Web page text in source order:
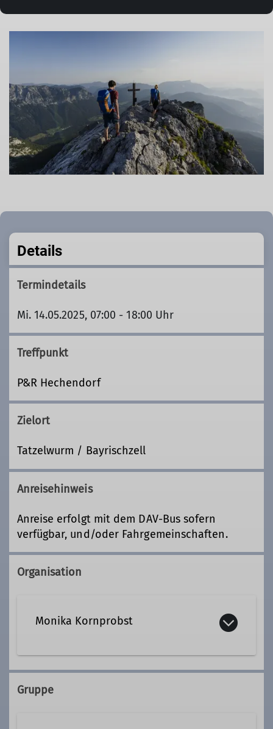
Details
Termindetails
Mi. 14.05.2025, 07:00 - 18:00 Uhr
Treffpunkt
P&R Hechendorf
Zielort
Tatzelwurm / Bayrischzell
Anreisehinweis
Anreise erfolgt mit dem DAV-Bus sofern
verfügbar, und/oder Fahrgemeinschaften.
Organisation
Monika Kornprobst
08152 9933638
Gruppe